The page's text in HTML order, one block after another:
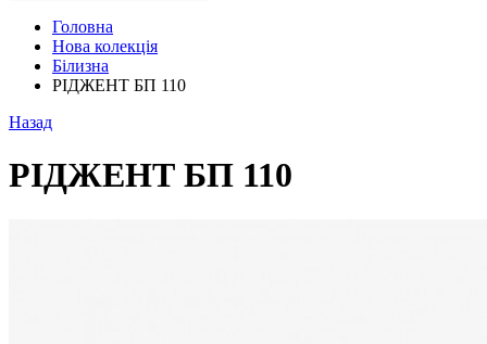
Головна
Нова колекція
Білизна
РІДЖЕНТ БП 110
Назад
РІДЖЕНТ БП 110